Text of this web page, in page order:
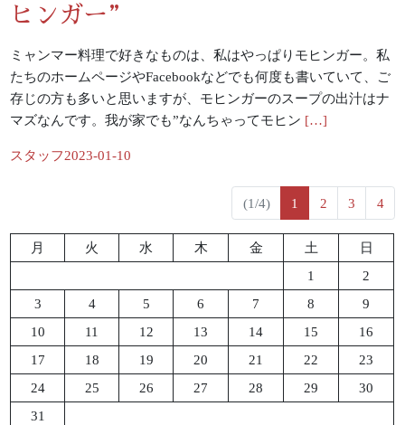
ヒンガー”
ミャンマー料理で好きなものは、私はやっぱりモヒンガー。私
たちのホームページやFacebookなどでも何度も書いていて、ご
存じの方も多いと思いますが、モヒンガーのスープの出汁はナ
マズなんです。我が家でも”なんちゃってモヒン […]
Posted
スタッフ2023-01-10
(1/4) 1 (current)
2 3 4
月 火 水 木 金 土
日
1
2
3
4 5 6 7 8
9
10
11 12 13 14 15
16
17
18 19 20 21 22
23
24
25 26 27 28 29
30
31